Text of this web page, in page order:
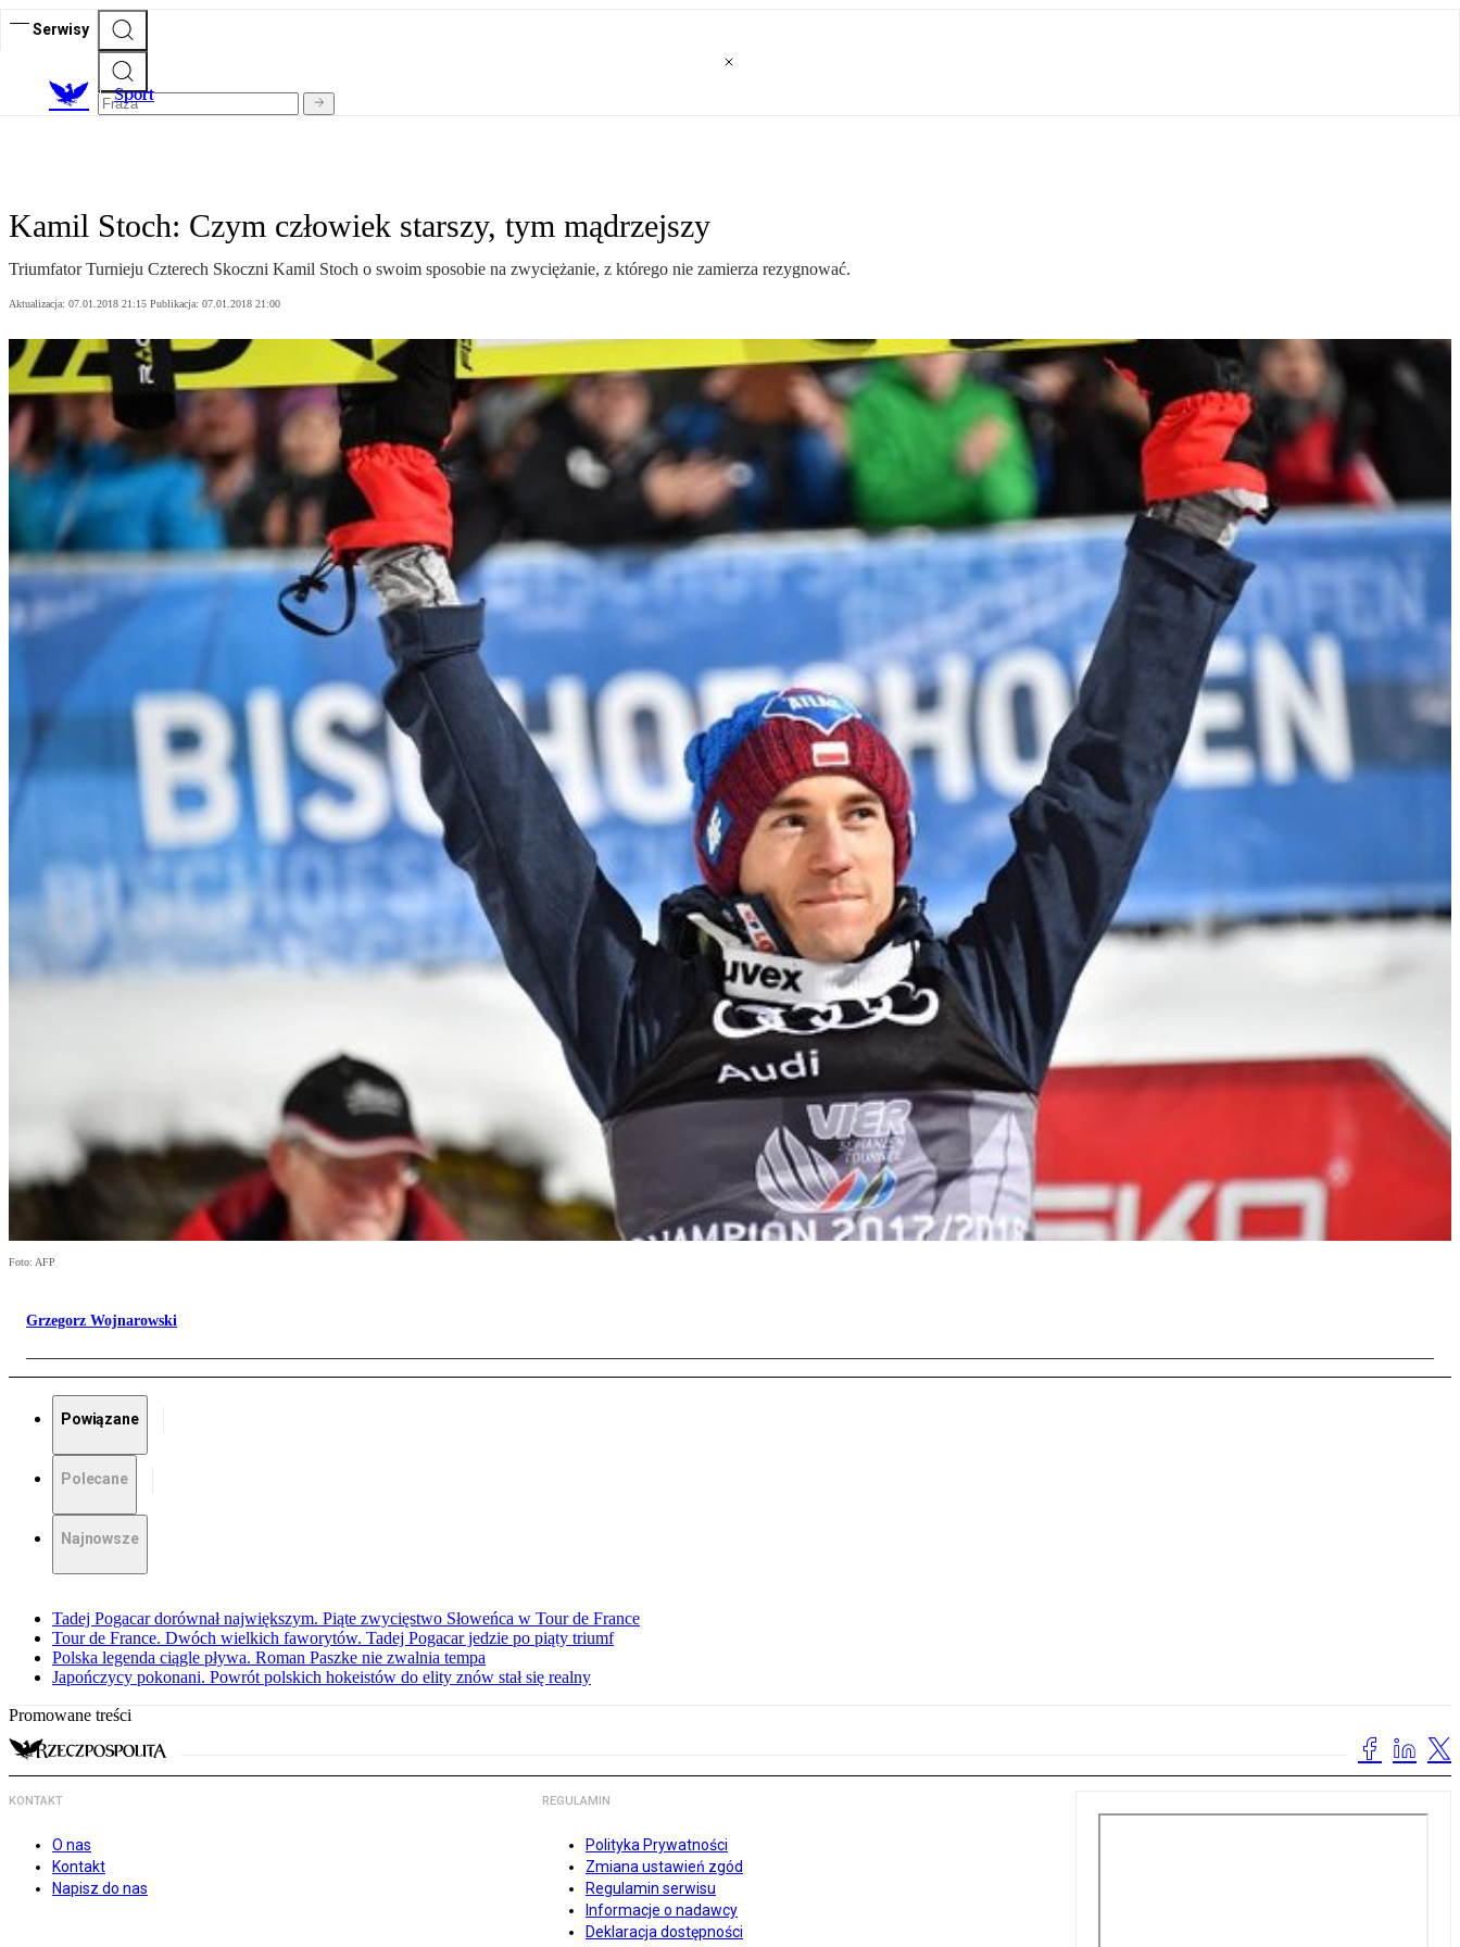
Serwisy
Sport
Kamil Stoch: Czym człowiek starszy, tym mądrzejszy
Triumfator Turnieju Czterech Skoczni Kamil Stoch o swoim sposobie na zwyciężanie, z którego nie zamierza rezygnować.
Aktualizacja: 07.01.2018 21:15 Publikacja: 07.01.2018 21:00
Foto: AFP
Grzegorz Wojnarowski
Powiązane
Polecane
Najnowsze
Tadej Pogacar dorównał największym. Piąte zwycięstwo Słoweńca w Tour de France
Tour de France. Dwóch wielkich faworytów. Tadej Pogacar jedzie po piąty triumf
Polska legenda ciągle pływa. Roman Paszke nie zwalnia tempa
Japończycy pokonani. Powrót polskich hokeistów do elity znów stał się realny
Promowane treści
KONTAKT
O nas
Kontakt
Napisz do nas
REGULAMIN
Polityka Prywatności
Zmiana ustawień zgód
Regulamin serwisu
Informacje o nadawcy
Deklaracja dostępności